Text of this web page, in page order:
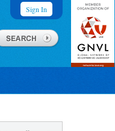
Sign In